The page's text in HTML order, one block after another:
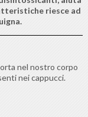
riesce ad
nel nostro corpo
nei cappucci.